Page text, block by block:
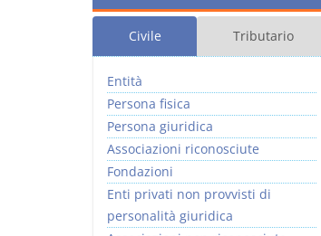
Civile Tributario
Entità
Persona fisica
Persona giuridica
Associazioni riconosciute
Fondazioni
Enti privati non provvisti di
personalità giuridica